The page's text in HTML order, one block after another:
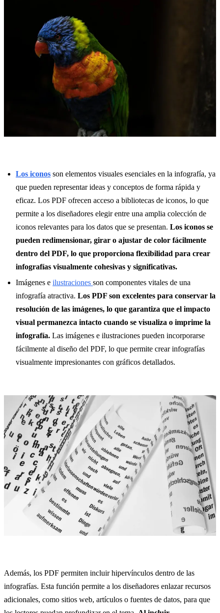
Los iconos son elementos visuales esenciales en la infografía, ya
que pueden representar ideas y conceptos de forma rápida y
eficaz. Los PDF ofrecen acceso a bibliotecas de iconos, lo que
permite a los diseñadores elegir entre una amplia colección de
iconos relevantes para los datos que se presentan. Los iconos se
pueden redimensionar, girar o ajustar de color fácilmente
dentro del PDF, lo que proporciona flexibilidad para crear
infografías visualmente cohesivas y significativas.
Imágenes e ilustraciones son componentes vitales de una
infografía atractiva. Los PDF son excelentes para conservar la
resolución de las imágenes, lo que garantiza que el impacto
visual permanezca intacto cuando se visualiza o imprime la
infografía. Las imágenes e ilustraciones pueden incorporarse
fácilmente al diseño del PDF, lo que permite crear infografías
visualmente impresionantes con gráficos detallados.
Además, los PDF permiten incluir hipervínculos dentro de las
infografías. Esta función permite a los diseñadores enlazar recursos
adicionales, como sitios web, artículos o fuentes de datos, para que